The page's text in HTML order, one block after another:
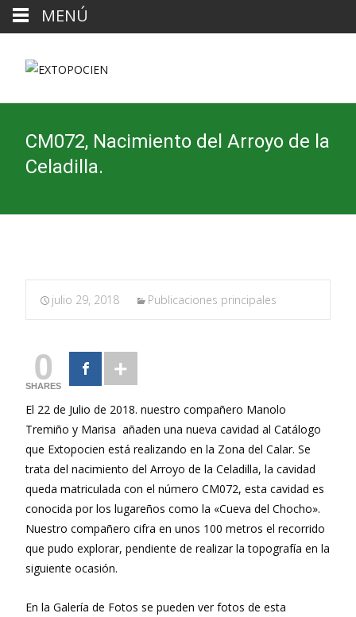
CM072, Nacimiento del Arroyo de la
Celadilla.
julio 29, 2018 Publicaciones principales
0
SHARES
El 22 de Julio de 2018. nuestro compañero Manolo
Tremiño y Marisa añaden una nueva cavidad al Catálogo
que Extopocien está realizando en la Zona del Calar. Se
trata del nacimiento del Arroyo de la Celadilla, la cavidad
queda matriculada con el número CM072, esta cavidad es
conocida por los lugareños como la «Cueva del Chocho».
Nuestro compañero cifra en unos 100 metros el recorrido
que pudo explorar, pendiente de realizar la topografía en la
siguiente ocasión.
En la Galería de Fotos se pueden ver fotos de esta
MENÚ